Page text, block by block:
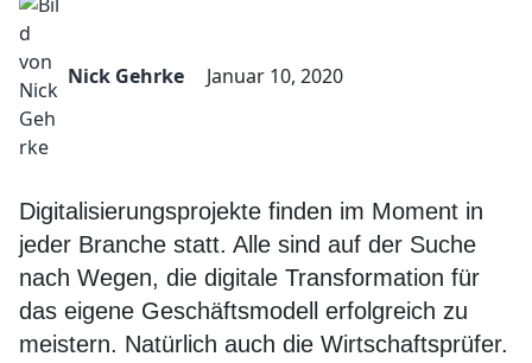
Nick Gehrke Januar 10, 2020
Digitalisierungsprojekte finden im Moment in
jeder Branche statt. Alle sind auf der Suche
nach Wegen, die digitale Transformation für
das eigene Geschäftsmodell erfolgreich zu
meistern. Natürlich auch die Wirtschaftsprüfer.